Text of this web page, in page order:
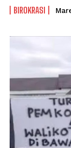
BIROKRASI